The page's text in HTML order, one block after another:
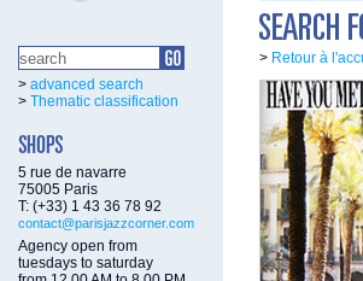
> advanced search
> Thematic classification
5 rue de navarre
75005 Paris
T: (+33) 1 43 36 78 92
contact@parisjazzcorner.com
Agency open from
tuesdays to saturday
> Retour à